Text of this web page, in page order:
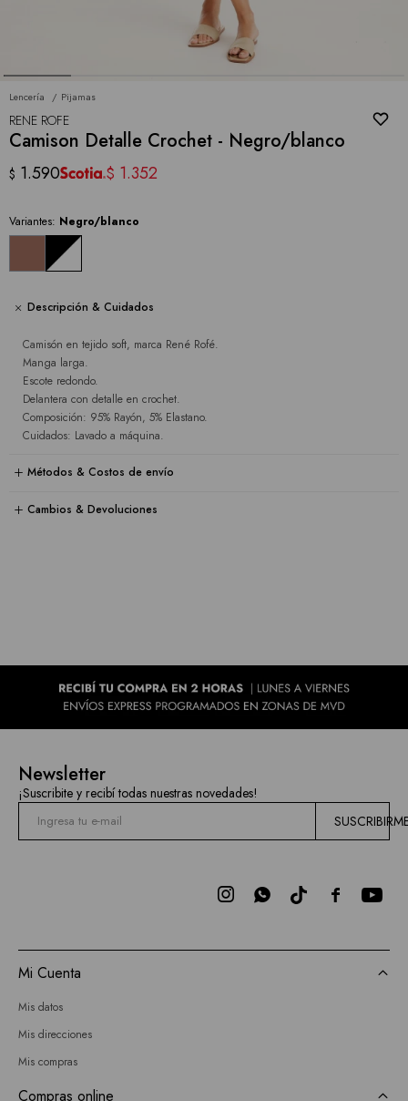
Lencería Pijamas
RENE ROFE
Camison Detalle Crochet - Negro/blanco
$ 1.590 $ 1.352
Variantes: Negro/blanco
Descripción & Cuidados
Camisón en tejido soft, marca René Rofé.
Manga larga.
Escote redondo.
Delantera con detalle en crochet.
Composición: 95% Rayón, 5% Elastano.
Cuidados: Lavado a máquina.
Métodos & Costos de envío
Cambios & Devoluciones
Newsletter
¡Suscribite y recibí todas nuestras novedades!

 
Mi Cuenta
Mis datos
Mis direcciones
Mis compras
Compras online